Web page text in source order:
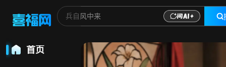
首页 喜福影视网-高清电